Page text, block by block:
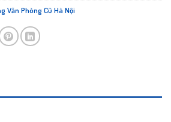
Văn Phòng Cũ Hà Nội